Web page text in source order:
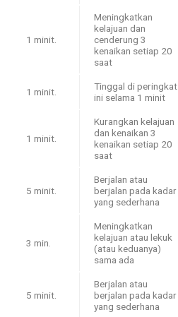
1 minit.
Meningkatkan
kelajuan dan
cenderung 3
kenaikan setiap 20
saat
1 minit.
Tinggal di peringkat
ini selama 1 minit
1 minit.
Kurangkan kelajuan
dan kenaikan 3
kenaikan setiap 20
saat
5 minit.
Berjalan atau
berjalan pada kadar
yang sederhana
3 min.
Meningkatkan
kelajuan atau lekuk
(atau keduanya)
sama ada
5 minit.
Berjalan atau
berjalan pada kadar
yang sederhana